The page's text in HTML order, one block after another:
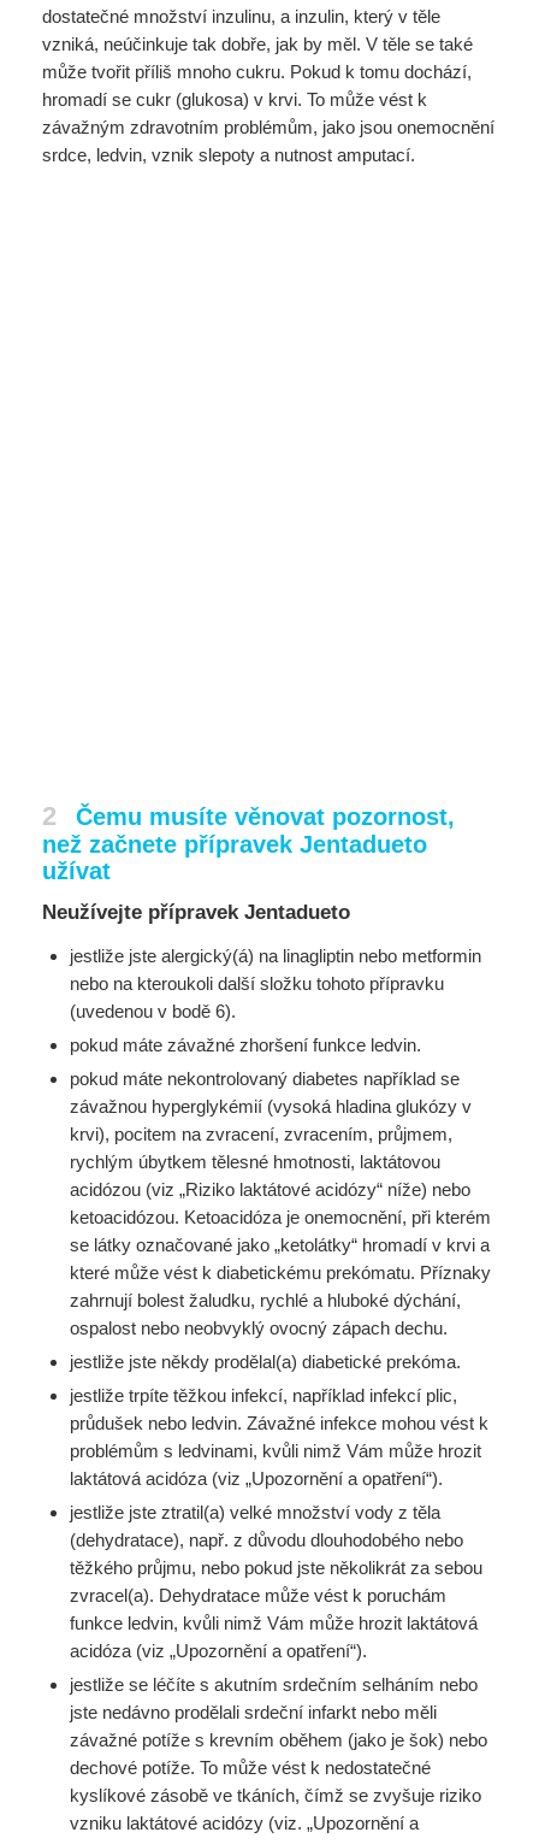
dostatečné množství inzulinu, a inzulin, který v těle
vzniká, neúčinkuje tak dobře, jak by měl. V těle se také
může tvořit příliš mnoho cukru. Pokud k tomu dochází,
hromadí se cukr (glukosa) v krvi. To může vést k
závažným zdravotním problémům, jako jsou onemocnění
srdce, ledvin, vznik slepoty a nutnost amputací.
2
Čemu musíte věnovat pozornost,
než začnete přípravek Jentadueto
užívat
Neužívejte přípravek Jentadueto
jestliže jste alergický(á) na linagliptin nebo metformin
nebo na kteroukoli další složku tohoto přípravku
(uvedenou v bodě 6).
pokud máte závažné zhoršení funkce ledvin.
pokud máte nekontrolovaný diabetes například se
závažnou hyperglykémií (vysoká hladina glukózy v
krvi), pocitem na zvracení, zvracením, průjmem,
rychlým úbytkem tělesné hmotnosti, laktátovou
acidózou (viz „Riziko laktátové acidózy“ níže) nebo
ketoacidózou. Ketoacidóza je onemocnění, při kterém
se látky označované jako „ketolátky“ hromadí v krvi a
které může vést k diabetickému prekómatu. Příznaky
zahrnují bolest žaludku, rychlé a hluboké dýchání,
ospalost nebo neobvyklý ovocný zápach dechu.
jestliže jste někdy prodělal(a) diabetické prekóma.
jestliže trpíte těžkou infekcí, například infekcí plic,
průdušek nebo ledvin. Závažné infekce mohou vést k
problémům s ledvinami, kvůli nimž Vám může hrozit
laktátová acidóza (viz „Upozornění a opatření“).
jestliže jste ztratil(a) velké množství vody z těla
(dehydratace), např. z důvodu dlouhodobého nebo
těžkého průjmu, nebo pokud jste několikrát za sebou
zvracel(a). Dehydratace může vést k poruchám
funkce ledvin, kvůli nimž Vám může hrozit laktátová
acidóza (viz „Upozornění a opatření“).
jestliže se léčíte s akutním srdečním selháním nebo
jste nedávno prodělali srdeční infarkt nebo měli
závažné potíže s krevním oběhem (jako je šok) nebo
dechové potíže. To může vést k nedostatečné
kyslíkové zásobě ve tkáních, čímž se zvyšuje riziko
vzniku laktátové acidózy (viz. „Upozornění a